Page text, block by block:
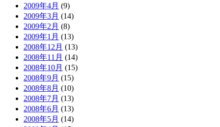
2009年4月 (9)
2009年3月 (14)
2009年2月 (8)
2009年1月 (13)
2008年12月 (13)
2008年11月 (14)
2008年10月 (15)
2008年9月 (15)
2008年8月 (10)
2008年7月 (13)
2008年6月 (13)
2008年5月 (14)